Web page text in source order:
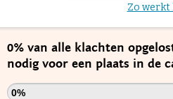
Zo werkt
0% van alle klachten
nodig voor een plaats in de
0%